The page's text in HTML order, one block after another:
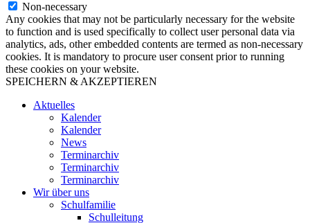
Non-necessary
Any cookies that may not be particularly necessary for the website
to function and is used specifically to collect user personal data via
analytics, ads, other embedded contents are termed as non-necessary
cookies. It is mandatory to procure user consent prior to running
these cookies on your website.
SPEICHERN & AKZEPTIEREN
Aktuelles
Kalender
Kalender
News
Terminarchiv
Terminarchiv
Terminarchiv
Wir über uns
Schulfamilie
Schulleitung